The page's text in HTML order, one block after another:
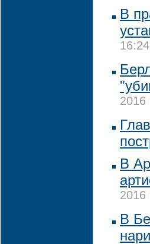
В
16:24
2016
В
2016
В